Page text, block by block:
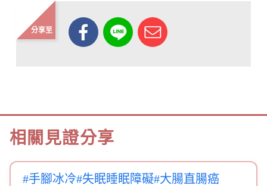
分享至
相關見證分享
#手腳冰冷#失眠睡眠障礙#大腸直腸癌